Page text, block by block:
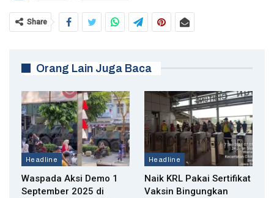
Share
Orang Lain Juga Baca
Headline
Waspada Aksi Demo 1
September 2025 di
Headline
Naik KRL Pakai Sertifikat
Vaksin Bingungkan